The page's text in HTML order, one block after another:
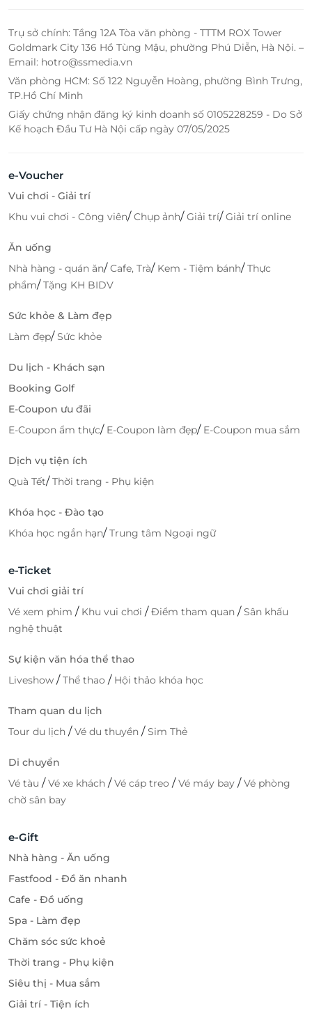
Trụ sở chính: Tầng 12A Tòa văn phòng - TTTM ROX Tower
Goldmark City 136 Hồ Tùng Mậu, phường Phú Diễn, Hà Nội. –
Email: hotro@ssmedia.vn
Văn phòng HCM: Số 122 Nguyễn Hoàng, phường Bình Trưng,
TP.Hồ Chí Minh
Giấy chứng nhận đăng ký kinh doanh số 0105228259 - Do Sở
Kế hoạch Đầu Tư Hà Nội cấp ngày 07/05/2025
e-Voucher
Vui chơi - Giải trí
Khu vui chơi - Công viên/Chụp ảnh/Giải trí/Giải trí online
Ăn uống
Nhà hàng - quán ăn/Cafe, Trà/ Kem - Tiệm bánh/Thực
phẩm/Tặng KH BIDV
Sức khỏe & Làm đẹp
Làm đẹp/Sức khỏe
Du lịch - Khách sạn
Booking Golf
E-Coupon ưu đãi
E-Coupon ẩm thực/ E-Coupon làm đẹp/ E-Coupon mua sắm
Dịch vụ tiện ích
Quà Tết/Thời trang - Phụ kiện
Khóa học - Đào tạo
Khóa học ngắn hạn/Trung tâm Ngoại ngữ
e-Ticket
Vui chơi giải trí
Vé xem phim / Khu vui chơi /Điểm tham quan /Sân khấu
nghệ thuật
Sự kiện văn hóa thể thao
Liveshow /Thể thao / Hội thảo khóa học
Tham quan du lịch
Tour du lịch /Vé du thuyền /Sim Thẻ
Di chuyển
Vé tàu /Vé xe khách /Vé cáp treo /Vé máy bay /Vé phòng
chờ sân bay
e-Gift
Nhà hàng - Ăn uống
Fastfood - Đồ ăn nhanh
Cafe - Đồ uống
Spa - Làm đẹp
Chăm sóc sức khoẻ
Thời trang - Phụ kiện
Siêu thị - Mua sắm
Giải trí - Tiện ích